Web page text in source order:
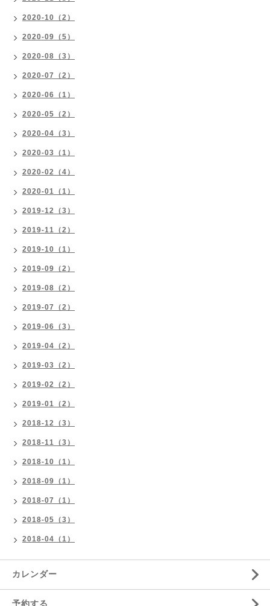
2020-10（2）
2020-09（5）
2020-08（3）
2020-07（2）
2020-06（1）
2020-05（2）
2020-04（3）
2020-03（1）
2020-02（4）
2020-01（1）
2019-12（3）
2019-11（2）
2019-10（1）
2019-09（2）
2019-08（2）
2019-07（2）
2019-06（3）
2019-04（2）
2019-03（2）
2019-02（2）
2019-01（2）
2018-12（3）
2018-11（3）
2018-10（1）
2018-09（1）
2018-07（1）
2018-05（3）
2018-04（1）
カレンダー
予約する